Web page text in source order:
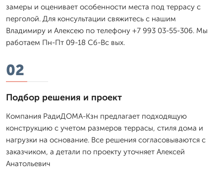
замеры и оценивает особенности места под террасу с
перголой. Для консультации свяжитесь с нашим
Владимиру и Алексею по телефону +7 993 03-55-306. Мы
работаем Пн-Пт 09-18 Сб-Вс вых.
02
Подбор решения и проект
Компания РадиДОМА-Кзн предлагает подходящую
конструкцию с учетом размеров террасы, стиля дома и
нагрузки на основание. Все решения согласовываются с
заказчиком, а детали по проекту уточняет Алексей
Анатольевич